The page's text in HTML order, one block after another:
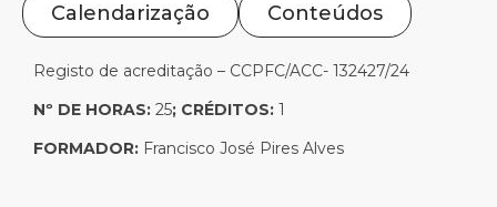
Calendarização Conteúdos
Registo de acreditação – CCPFC/ACC- 132427/24
Nº DE HORAS: 25; CRÉDITOS: 1
FORMADOR: Francisco José Pires Alves